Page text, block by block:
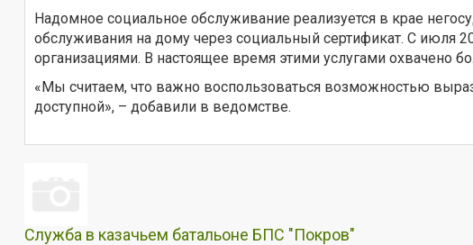
Надомное социальное обслуживание реализуется в крае
обслуживания на дому через социальный сертификат. С июля
организациями. В настоящее время этими услугами охвачено
«Мы считаем, что важно воспользоваться возможностью
доступной», – добавили в ведомстве.
Служба в казачьем батальоне БПС "Покров"